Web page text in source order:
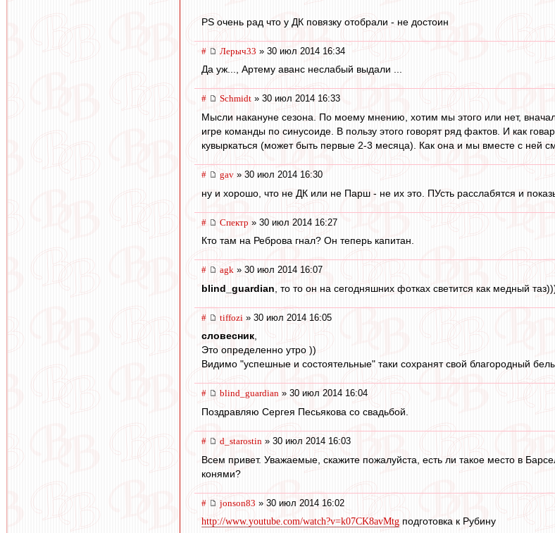
PS очень рад что у ДК повязку отобрали - не достоин
# Лерыч33 » 30 июл 2014 16:34
Да уж..., Артему аванс неслабый выдали ...
# Schmidt » 30 июл 2014 16:33
Мысли накануне сезона. По моему мнению, хотим мы этого или нет,
игре команды по синусоиде. В пользу этого говорят ряд фактов. И как
кувыркаться (может быть первые 2-3 месяца). Как она и мы вместе с ней
# gav » 30 июл 2014 16:30
ну и хорошо, что не ДК или не Парш - не их это. ПУсть расслабятся и
# Спектр » 30 июл 2014 16:27
Кто там на Реброва гнал? Он теперь капитан.
# agk » 30 июл 2014 16:07
blind_guardian , то то он на сегодняшних фотках светится как медный
# tiffozi » 30 июл 2014 16:05
словесник,
Это определенно утро ))
Видимо "успешные и состоятельные" таки сохранят свой благородный
# blind_guardian » 30 июл 2014 16:04
Поздравляю Сергея Песьякова со свадьбой.
# d_starostin » 30 июл 2014 16:03
Всем привет. Уважаемые, скажите пожалуйста, есть ли такое место в
конями?
# jonson83 » 30 июл 2014 16:02
http://www.youtube.com/watch?v=k07CK8avMtg подготовка к Рубину